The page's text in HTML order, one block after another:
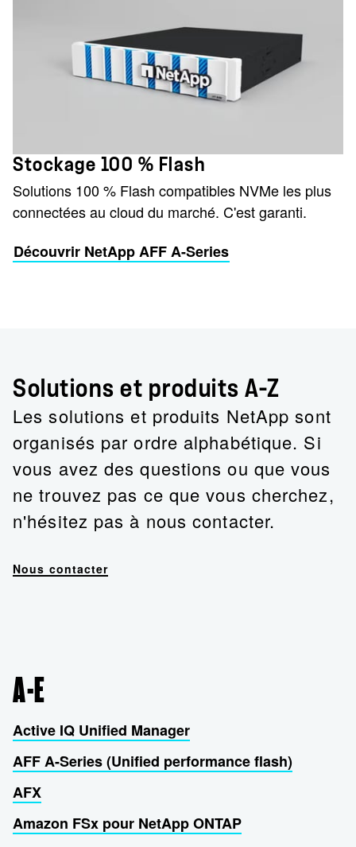
Stockage 100 % Flash
Solutions 100 % Flash compatibles NVMe les plus
connectées au cloud du marché. C'est garanti.
Découvrir NetApp AFF A-Series
Solutions et produits A-Z
Les solutions et produits NetApp sont
organisés par ordre alphabétique. Si
vous avez des questions ou que vous
ne trouvez pas ce que vous cherchez,
n'hésitez pas à nous contacter.
Nous contacter
A-E
Active IQ Unified Manager
AFF A-Series (Unified performance flash)
AFX
Amazon FSx pour NetApp ONTAP